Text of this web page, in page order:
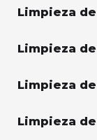
Limpieza
Limpieza
Limpieza
Limpieza